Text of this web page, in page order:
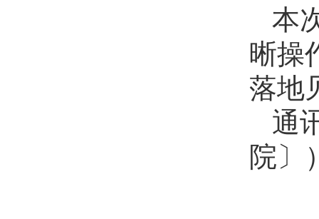
本
晰操
落地
通
院〕